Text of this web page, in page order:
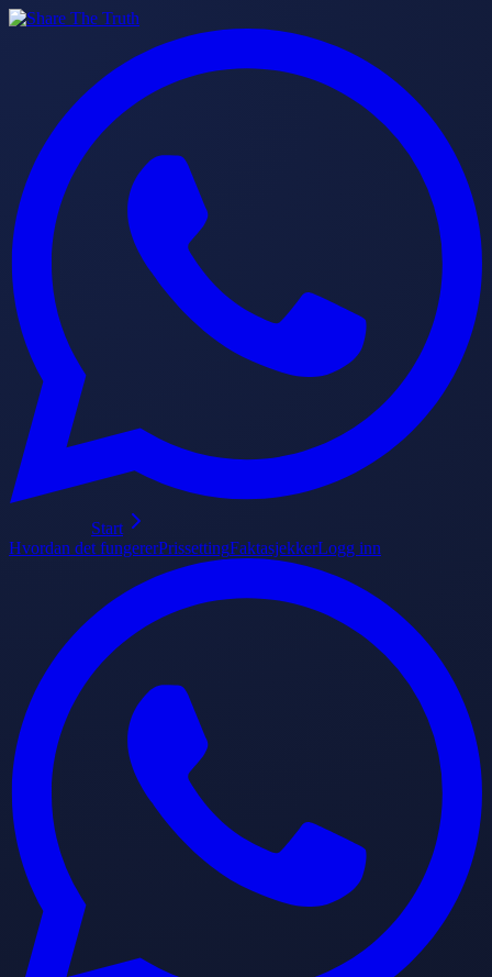
Start
Hvordan det fungererPrissettingFaktasjekkerLogg inn